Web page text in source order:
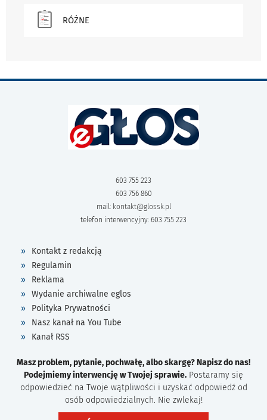
RÓŻNE
603 755 223
603 756 860
mail: kontakt@glossk.pl
telefon interwencyjny: 603 755 223
Kontakt z redakcją
Regulamin
Reklama
Wydanie archiwalne eglos
Polityka Prywatności
Nasz kanał na You Tube
Kanał RSS
Masz problem, pytanie, pochwałę, albo skargę? Napisz do nas!
Podejmiemy interwencję w Twojej sprawie. Postaramy się
odpowiedzieć na Twoje wątpliwości i uzyskać odpowiedź od
osób odpowiedzialnych. Nie zwlekaj!